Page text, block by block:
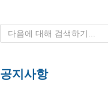
공지사항